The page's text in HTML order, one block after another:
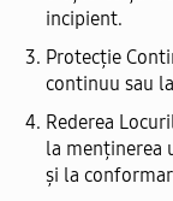
incipient.
Protecție
continuu sau
Rederea
la menținerea
și la